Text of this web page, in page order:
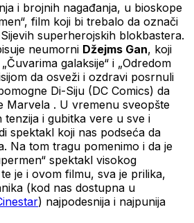
i brojnih nagađanja, u bioskope
film koji bi trebalo da označi
superherojskih blokbastera.
neumorni Džejms Gan, koji
galaksije“ i „Odredom
da osveži i ozdravi posrnuli
Di-Siju (DC Comics) da
Marvela . U vremenu sveopšte
tenzija i gubitka vere u sve i
spektakl koji nas podseća da
Na tom tragu pomenimo i da je
spektakl visokog
je i ovom filmu, sva je prilika,
(kod nas dostupna u
) najpodesnija i najpunija